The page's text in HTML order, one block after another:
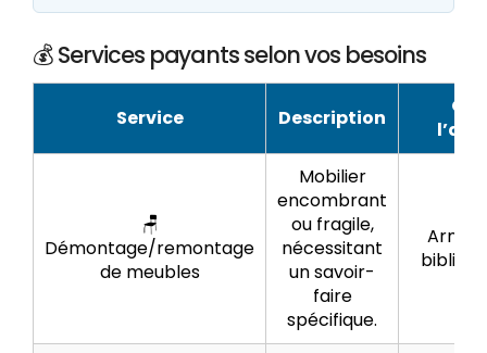
💰 Services payants selon vos besoins
Service Description
🪑
Démontage/remontage
de meubles
Mobilier
encombrant
ou fragile,
nécessitant
un savoir-
faire
spécifique.